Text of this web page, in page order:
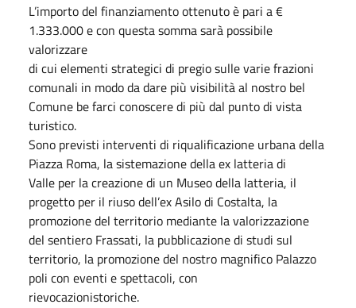
L’importo del finanziamento ottenuto è pari a €
1.333.000 e con questa somma sarà possibile
valorizzare
di cui elementi strategici di pregio sulle varie frazioni
comunali in modo da dare più visibilità al nostro bel
Comune be farci conoscere di più dal punto di vista
turistico.
Sono previsti interventi di riqualificazione urbana della
Piazza Roma, la sistemazione della ex latteria di
Valle per la creazione di un Museo della latteria, il
progetto per il riuso dell’ex Asilo di Costalta, la
promozione del territorio mediante la valorizzazione
del sentiero Frassati, la pubblicazione di studi sul
territorio, la promozione del nostro magnifico Palazzo
poli con eventi e spettacoli, con
rievocazionistoriche.